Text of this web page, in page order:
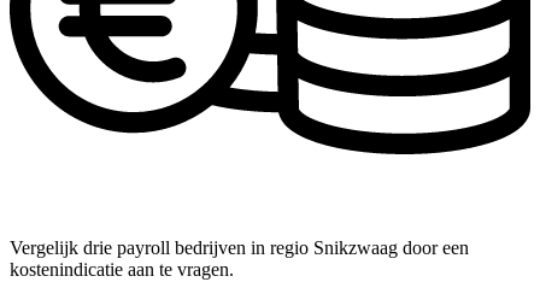
Vergelijk drie payroll bedrijven in regio Snikzwaag door een
kostenindicatie aan te vragen.